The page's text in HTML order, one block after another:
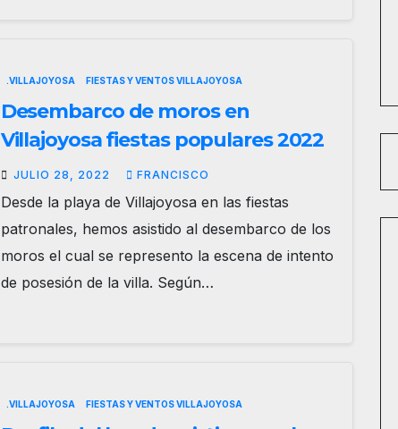
.VILLAJOYOSA FIESTAS Y VENTOS VILLAJOYOSA
Desembarco de moros en
Villajoyosa fiestas populares 2022
JULIO 28, 2022 FRANCISCO
Desde la playa de Villajoyosa en las fiestas
patronales, hemos asistido al desembarco de los
moros el cual se represento la escena de intento
de posesión de la villa. Según…
.VILLAJOYOSA FIESTAS Y VENTOS VILLAJOYOSA